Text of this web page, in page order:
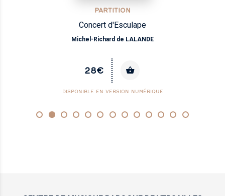
PARTITION
Concert d'Esculape
Michel-Richard de LALANDE
28€
DISPONIBLE EN VERSION NUMÉRIQUE